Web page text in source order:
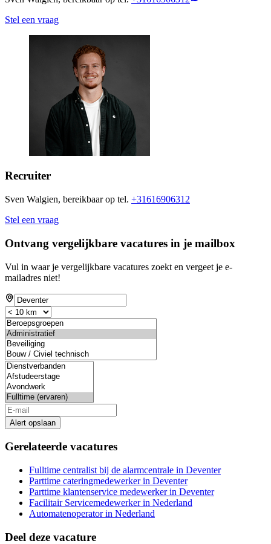
Stel een vraag
Recruiter
Sven Walgien, bereikbaar op tel. +31616906312
Stel een vraag
Ontvang vergelijkbare vacatures in je mailbox
Vul in waar je vergelijkbare vacatures zoekt en vergeet je e-
mailadres niet!
Alert opslaan
Gerelateerde vacatures
Fulltime centralist bij de alarmcentrale in Deventer
Parttime cateringmedewerker in Deventer
Parttime klantenservice medewerker in Deventer
Facilitair Servicemedewerker in Nederland
Automatenoperator in Nederland
Deel deze vacature